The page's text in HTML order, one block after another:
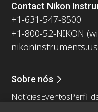
Contact Nikon
+1-631-547-8500
+1-800-52-NIKON
Sobre nós
NotíciasEventosPerfil